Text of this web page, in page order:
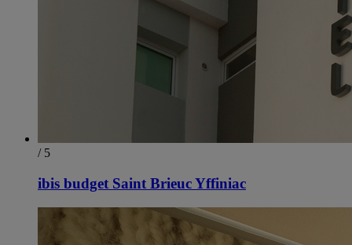
/ 5
ibis budget Saint Brieuc Yffiniac